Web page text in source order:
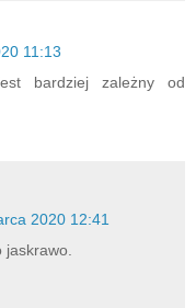
11:13
bardziej zależny od
2020 12:41